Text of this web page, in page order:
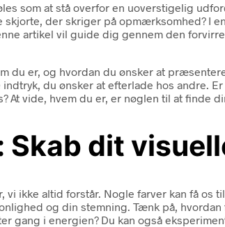
som at stå overfor en uoverstigelig
skjorte, der skriger på opmærksomhed?
artikel vil guide dig gennem den
du er, og hvordan du ønsker at
du ønsker at efterlade hos andre.
vide, hvem du er, er nøglen til at finde
Skab dit
vi ikke altid forstår. Nogle farver kan få
og din stemning. Tænk på,
gang i energien? Du kan også